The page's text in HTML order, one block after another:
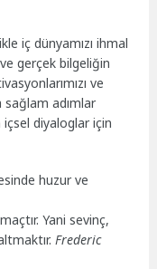
iç dünyamızı ihmal
gerçek bilgeliğin
ve
adımlar
içsel diyaloglar için
huzur ve
Yani sevinç,
Frederic